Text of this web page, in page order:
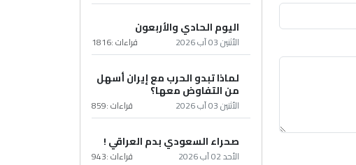
اليوم الحادي والأربعون
الأثنين 03 آب 2026 قراءات :1816
لماذا تبدو الحرب مع إيران أسهل
من التفاوض معها؟
الأثنين 03 آب 2026 قراءات :859
صحراء السعودي بدم العراقي !
الأحد 02 آب 2026 قراءات :943